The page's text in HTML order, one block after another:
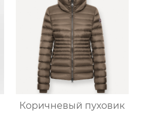
Коричневый пуховик